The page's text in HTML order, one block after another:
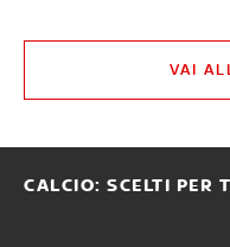
VAI
CALCIO: SCELTI PER